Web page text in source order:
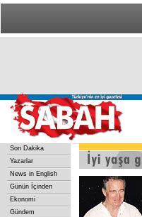
Son Dakika
Yazarlar
News in English
Günün İçinden
Ekonomi
Gündem